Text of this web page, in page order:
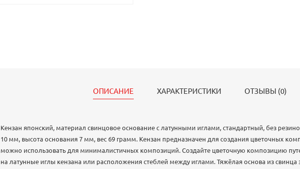
ОПИСАНИЕ ХАРАКТЕРИСТИКИ ОТЗЫВЫ (0)
Кензан японский, материал свинцовое основание с латунными иглами, стандартный, без
10 мм, высота основания 7 мм, вес 69 грамм. Кензан предназначен для создания цветочных
можно использовать для минималистичных композиций. Создайте цветочную композицию
на латунные иглы кензана или расположения стеблей между иглами. Тяжёлая основа из свинца